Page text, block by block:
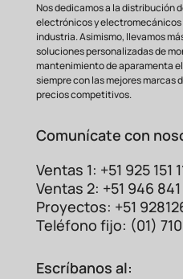
Nos dedicamos a la distribución
electrónicos y electromecánicos
industria. Asimismo, llevamos
soluciones personalizadas de
mantenimiento de aparamenta
siempre con las mejores marcas
precios competitivos.
Comunícate con
Ventas 1: +51 925 151
Ventas 2: +51 946 841
Proyectos: +51
Teléfono fijo: (01)
Escríbanos al: